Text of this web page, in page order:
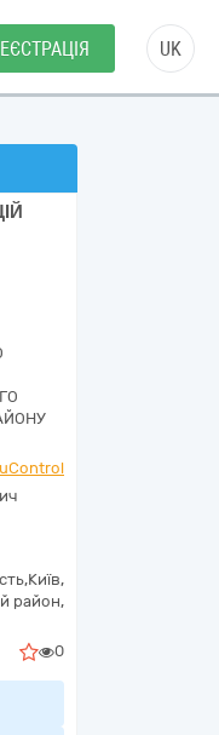
UK
Київ,
район,
0